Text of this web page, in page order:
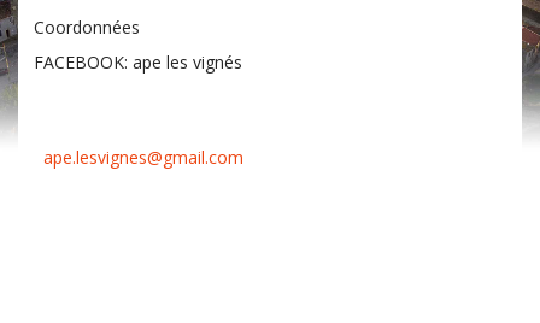
Coordonnées
FACEBOOK: ape les vignés
ape.lesvignes@gmail.com